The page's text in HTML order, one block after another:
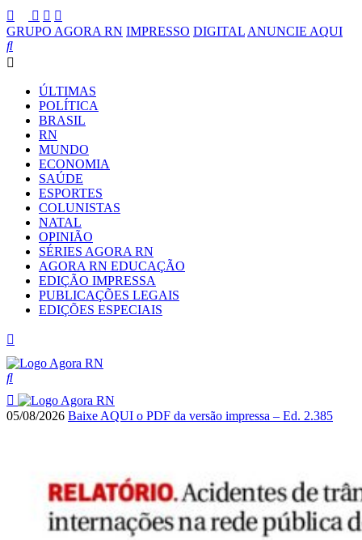
GRUPO AGORA RN IMPRESSO DIGITAL ANUNCIE AQUI
ÚLTIMAS
POLÍTICA
BRASIL
RN
MUNDO
ECONOMIA
SAÚDE
ESPORTES
COLUNISTAS
NATAL
OPINIÃO
SÉRIES AGORA RN
AGORA RN EDUCAÇÃO
EDIÇÃO IMPRESSA
PUBLICAÇÕES LEGAIS
EDIÇÕES ESPECIAIS
05/08/2026 Baixe AQUI o PDF da versão impressa – Ed. 2.385